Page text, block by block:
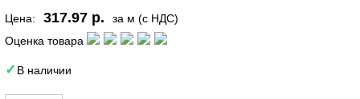
Цена: 317.97 р.
за м (с НДС)
Оценка товара
В наличии